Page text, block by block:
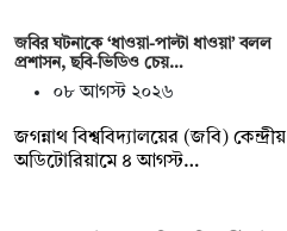
জবির ঘটনাকে ‘ধাওয়া-পাল্টা ধাওয়া’ বলল
প্রশাসন, ছবি-ভিডিও চেয়…
০৮ আগস্ট ২০২৬
জগন্নাথ বিশ্ববিদ্যালয়ের (জবি) কেন্দ্রীয়
অডিটোরিয়ামে ৪ আগস্ট…